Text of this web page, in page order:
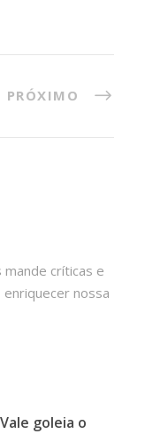
PRÓXIMO
mande críticas e
nossa
goleia o